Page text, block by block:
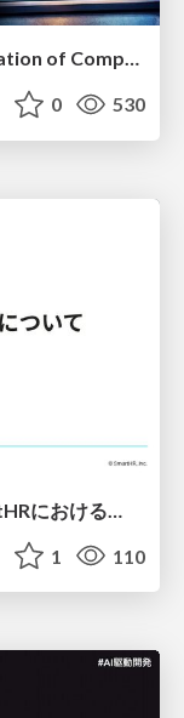
Breaking the Seal: Static Deobfuscation of Compiled V8 JavaScript Bytecode Malware
0 530
1 110